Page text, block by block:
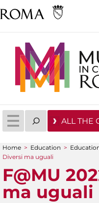
ALL THE
You are here
Home > Education >
Diversi ma uguali
F@MU
ma uguali